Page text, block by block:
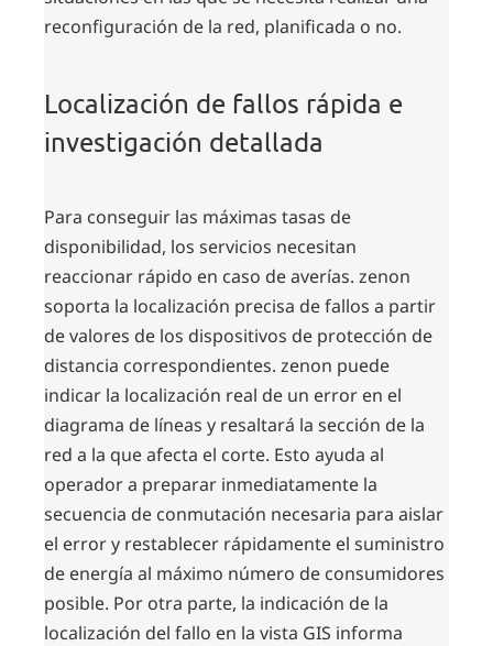
reconfiguración de la red, planificada o no.
Localización de fallos rápida e
investigación detallada
Para conseguir las máximas tasas de
disponibilidad, los servicios necesitan
reaccionar rápido en caso de averías. zenon
soporta la localización precisa de fallos a partir
de valores de los dispositivos de protección de
distancia correspondientes. zenon puede
indicar la localización real de un error en el
diagrama de líneas y resaltará la sección de la
red a la que afecta el corte. Esto ayuda al
operador a preparar inmediatamente la
secuencia de conmutación necesaria para aislar
el error y restablecer rápidamente el suministro
de energía al máximo número de consumidores
posible. Por otra parte, la indicación de la
localización del fallo en la vista GIS informa